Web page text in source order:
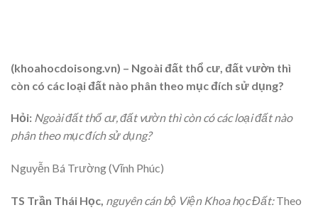
(khoahocdoisong.vn) – Ngoài đất thổ cư, đất vườn thì
còn có các loại đất nào phân theo mục đích sử dụng?
Hỏi: Ngoài đất thổ cư, đất vườn thì còn có các loại đất nào
phân theo mục đích sử dụng?
Nguyễn Bá Trường (Vĩnh Phúc)
TS Trần Thái Học, nguyên cán bộ Viện Khoa học Đất:Theo